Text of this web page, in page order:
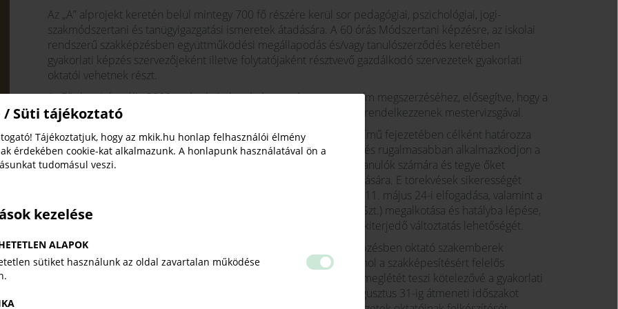
Az „A” alprojekt keretén belül mintegy 700 fő részére kerül sor pedagógiai, pszichológiai, jogi-
szakmódszertani és tanügyigazgatási ismeretek átadására. A 60 órás Módszertani képzésre, az iskolai
rendszerű szakképzésben együttműködési megállapodás és/vagy tanulószerződés keretében
gyakorlati képzés szervezőjeként illetve folytatójaként résztvevő gazdálkodó szervezetek gyakorlati
oktatói vehetnek részt.
A „B” alprojekt célja 3000 gyakorlati oktató támogatása a mestercím megszerzéséhez, elősegítve, hogy a
külső képzőhelyeken szakoktatói feladatokat ellátó szakemberek rendelkezzenek mestervizsgával.
A Kormány programjának a „Versenyképes oktatást és képzést!” című fejezetében célként határozza
meg, hogy a végzett tanulók szakmai felkészültsége minél jobban és rugalmasabban alkalmazkodjon a
gazdaság, a munkaerőpiac igényeihez, piacképes tudást adjon a tanulók számára és tegye őket
képessé saját vállalkozás indítására, képzettségük állandó megújítására. E törekvések sikerességét
ösztönzi a szakképzési rendszer átalakításáról szóló koncepció 2011. május 24-i elfogadása, valamint a
2011. évi CLXXXVII. számú új szakképzési törvény (továbbiakban: Szt.) megalkotása és hatályba lépése,
amely megteremtette a szakképzési rendszer lényeges elemeire kiterjedő változtatás lehetőségét.
A reformintézkedések között található, hogy a külső gyakorlati képzésben oktató szakemberek
esetében a korábbi 3 év gyakorlat helyett 5 évet vár el, továbbá ahol a szakképesítésért felelős
miniszter kiadta a mestervizsga követelményeit, ott mestervizsga meglétét teszi kötelezővé a gyakorlati
képzést folytató szervezetek gyakorlati oktatóinál. A Szt. 2015. augusztus 31-ig átmeneti időszakot
/ Süti tájékoztató
Tájékoztatjuk, hogy az mkik.hu honlap felhasználói élmény
érdekében cookie-kat alkalmazunk. A honlapunk használatával ön a
tudomásul veszi.
kezelése
ALAPOK
sütiket használunk az oldal zavartalan működése